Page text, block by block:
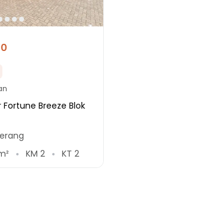
Breeze Blok
KM2 KT2